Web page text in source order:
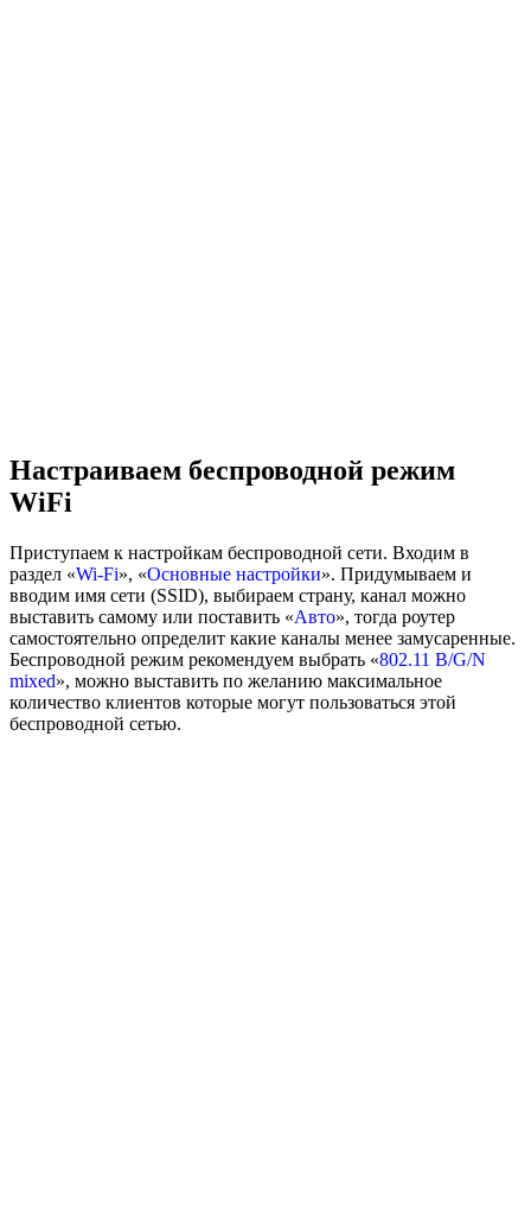
Настраиваем беспроводной режим
WiFi
Приступаем к настройкам беспроводной сети. Входим в
раздел «Wi-Fi», «Основные настройки». Придумываем и
вводим имя сети (SSID), выбираем страну, канал можно
выставить самому или поставить «Авто», тогда роутер
самостоятельно определит какие каналы менее замусаренные.
Беспроводной режим рекомендуем выбрать «802.11 B/G/N
mixed», можно выставить по желанию максимальное
количество клиентов которые могут пользоваться этой
беспроводной сетью.